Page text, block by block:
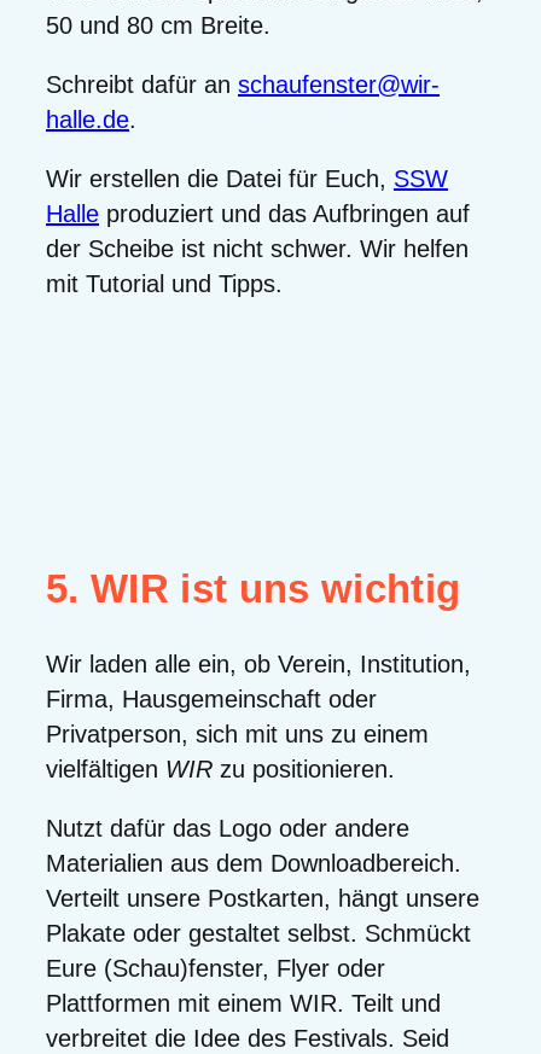
50 und 80 cm Breite.
Schreibt dafür an schaufenster@wir-
halle.de.
Wir erstellen die Datei für Euch, SSW
Halle produziert und das Aufbringen auf
der Scheibe ist nicht schwer. Wir helfen
mit Tutorial und Tipps.
5. WIR ist uns wichtig
Wir laden alle ein, ob Verein, Institution,
Firma, Hausgemeinschaft oder
Privatperson, sich mit uns zu einem
vielfältigen WIR zu positionieren.
Nutzt dafür das Logo oder andere
Materialien aus dem Downloadbereich.
Verteilt unsere Postkarten, hängt unsere
Plakate oder gestaltet selbst. Schmückt
Eure (Schau)fenster, Flyer oder
Plattformen mit einem WIR. Teilt und
verbreitet die Idee des Festivals. Seid